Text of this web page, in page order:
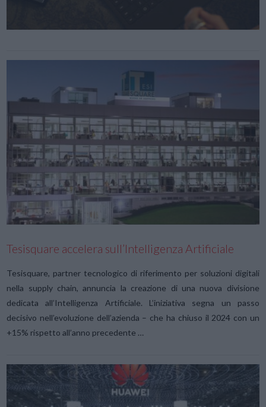
Tesisquare accelera sull’Intelligenza Artificiale
Tesisquare, partner tecnologico di riferimento per soluzioni digitali
nella supply chain, annuncia la creazione di una nuova divisione
dedicata all’Intelligenza Artificiale. L’iniziativa segna un passo
decisivo nell’evoluzione dell’azienda – che ha chiuso il 2024 con un
+15% rispetto all’anno precedente …